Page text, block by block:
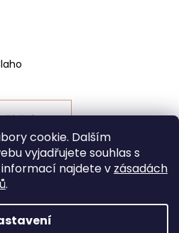
cookie. Dalším
vyjadřujete souhlas s
najdete v zásadách
.
ČLÁNEK